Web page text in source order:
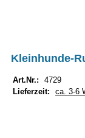
Kleinhunde-
Art.Nr.:
4729
Lieferzeit:
ca. 3-6